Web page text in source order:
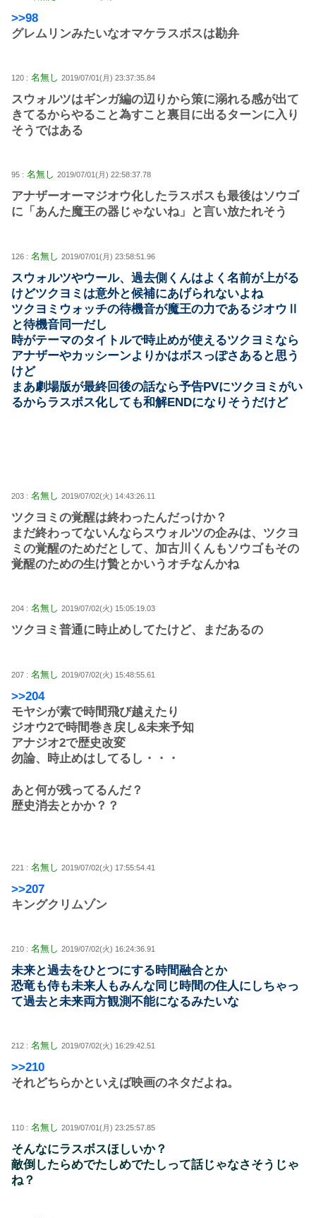
>>98
グレムリンみたいなオマケラスボスは勘弁
120 : 名無し 2019/07/01(月) 23:37:35.84
スウォルツはギンガ編の辺りから策に溺れる感が出て
きてるからやること為すこと裏目に出るターンに入り
そうではある
95 : 名無し 2019/07/01(月) 22:58:37.78
アナザーオーマジオウ化したラスボスも最後はソウゴ
に「あんた魔王の器じゃないね」と言い放たれそう
126 : 名無し 2019/07/01(月) 23:58:51.96
スウォルツやウール、過去側くんはよく名前が上がる
けどツクヨミは意外と候補にあげられないよね
ツクヨミウォッチの待機音が魔王の力であるジオウⅡ
と待機音同一だし
時がテーマのタイトルで時止めが使えるツクヨミなら
アナザーやカッシーンよりかはボスっぽさあると思う
けど
まあ劇場版が最終回後の話なら予告PVにツクヨミがい
るからラスボス化しても和解ENDになりそうだけど
203 : 名無し 2019/07/02(火) 14:43:26.11
ツクヨミの覚醒は終わったんだっけか？
まだ終わってないんならスウォルツの企みは、ツクヨ
ミの覚醒のためだとして、加古川くんもソウゴもその
覚醒のための生け贄とかいうオチなんかね
204 : 名無し 2019/07/02(火) 15:05:19.03
ツクヨミ普通に時止めしてたけど、まだあるの
207 : 名無し 2019/07/02(火) 15:48:55.61
>>204
モヤシが素で時間飛び越えたり
ジオウ2で時間巻き戻し&未来予知
アナジオ2で歴史改変
勿論、時止めはしてるし・・・
あと何が残ってるんだ？
歴史消去とかか？？
221 : 名無し 2019/07/02(火) 17:55:54.41
>>207
キングクリムゾン
210 : 名無し 2019/07/02(火) 16:24:36.91
未来と過去をひとつにする時間融合とか
恐竜も侍も未来人もみんな同じ時間の住人にしちゃっ
て過去と未来両方観測不能になるみたいな
212 : 名無し 2019/07/02(火) 16:29:42.51
>>210
それどちらかといえば映画のネタだよね。
110 : 名無し 2019/07/01(月) 23:25:57.85
そんなにラスボスほしいか？
敵倒したらめでたしめでたしって話じゃなさそうじゃ
ね？